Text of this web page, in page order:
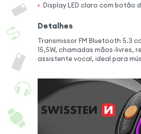
Display LED claro com botão
Detalhes
Transmissor FM Bluetooth 5.3
15,5W, chamadas mãos-livres,
assistente vocal, ideal para